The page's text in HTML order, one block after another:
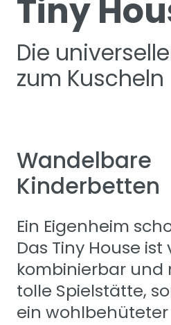
Tiny
Die
zum Kuscheln
Wandelbare
Kinderbetten
Ein Eigenheim
Das Tiny House
kombinierbar und
tolle Spielstätte,
ein